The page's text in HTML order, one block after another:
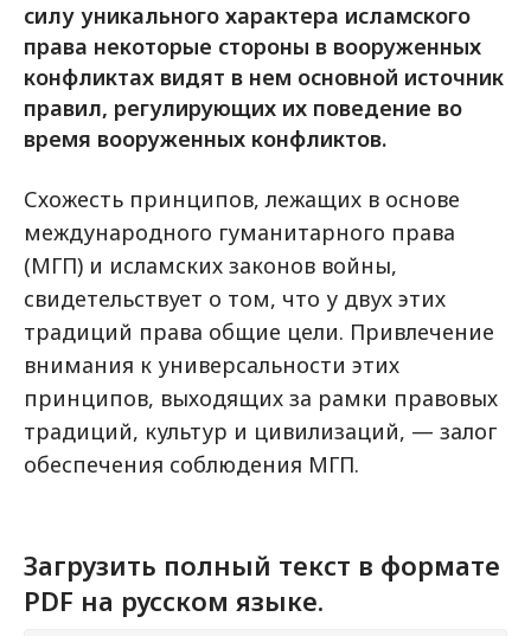
силу уникального характера исламского
права некоторые стороны в вооруженных
конфликтах видят в нем основной источник
правил, регулирующих их поведение во
время вооруженных конфликтов.
Схожесть принципов, лежащих в основе
международного гуманитарного права
(МГП) и исламских законов войны,
свидетельствует о том, что у двух этих
традиций права общие цели. Привлечение
внимания к универсальности этих
принципов, выходящих за рамки правовых
традиций, культур и цивилизаций, — залог
обеспечения соблюдения МГП.
Загрузить полный текст в формате
PDF на русском языке.